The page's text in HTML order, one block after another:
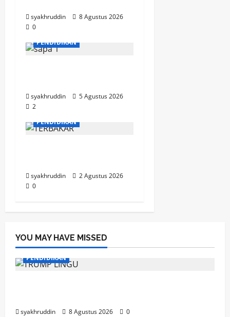
syakhruddin
8 Agustus 2026
0
PENDIDIKAN
syakhruddin
5 Agustus 2026
2
PENDIDIKAN
syakhruddin
2 Agustus 2026
0
YOU MAY HAVE MISSED
PENDIDIKAN
syakhruddin 8 Agustus 2026
0